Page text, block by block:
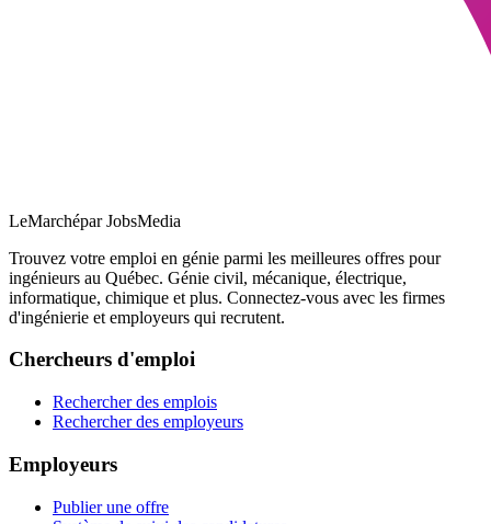
LeMarchépar JobsMedia
Trouvez votre emploi en génie parmi les meilleures offres pour
ingénieurs au Québec. Génie civil, mécanique, électrique,
informatique, chimique et plus. Connectez-vous avec les firmes
d'ingénierie et employeurs qui recrutent.
Chercheurs d'emploi
Rechercher des emplois
Rechercher des employeurs
Employeurs
Publier une offre